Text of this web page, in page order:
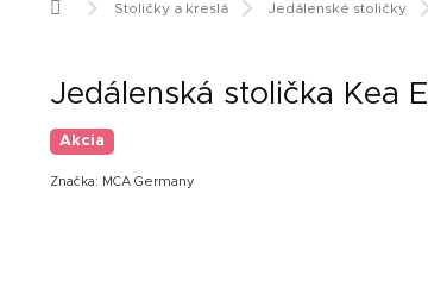
DomovStoličky a kreslá Jedálenské stoličky
Jedálenská stolička Kea
Akcia
Značka: MCA Germany